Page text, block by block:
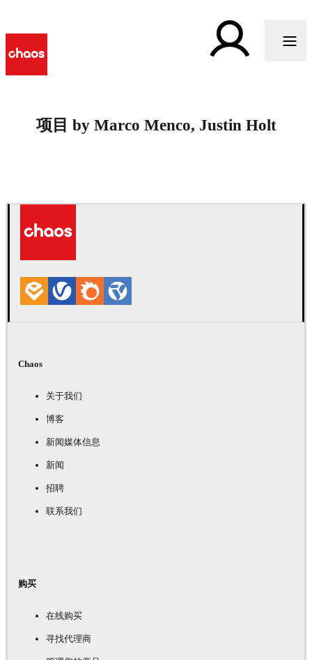
项目 by Marco Menco, Justin Holt
Chaos
关于我们
博客
新闻媒体信息
新闻
招聘
联系我们
购买
在线购买
寻找代理商